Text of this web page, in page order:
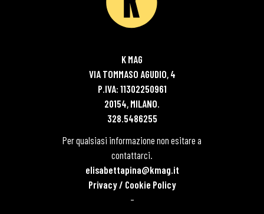
K MAG
VIA TOMMASO AGUDIO, 4
P.IVA: 11302250961
20154, MILANO.
328.5486255
Per qualsiasi informazione non esitare a
contattarci.
elisabettapina@kmag.it
Privacy / Cookie Policy
–